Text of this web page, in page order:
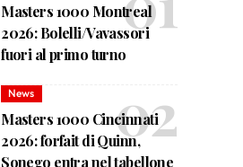
Masters 1000 Montreal
2026: Bolelli/Vavassori
fuori al primo turno
News
Masters 1000 Cincinnati
2026: forfait di Quinn,
Sonego entra nel tabellone